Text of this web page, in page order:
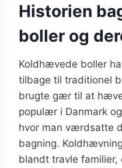
Historien
boller og
Koldhævede boller
tilbage til traditionel
brugte gær til at
populær i Danmark
hvor man værdsatte
bagning.
blandt travle